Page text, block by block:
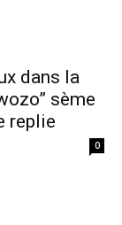
dans la
sème
replie
0